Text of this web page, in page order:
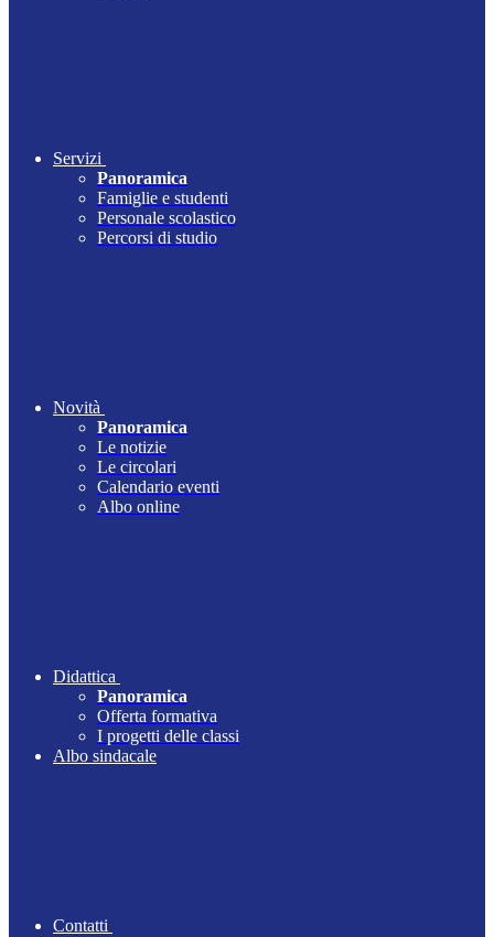
Servizi
Panoramica
Famiglie e studenti
Personale scolastico
Percorsi di studio
Novità
Panoramica
Le notizie
Le circolari
Calendario eventi
Albo online
Didattica
Panoramica
Offerta formativa
I progetti delle classi
Albo sindacale
Contatti